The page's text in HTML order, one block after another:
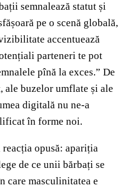
semnalează statut și
pe o scenă globală,
accentuează
parteneri te pot
pînă la exces.” De
buzelor umflate și ale
digitală nu ne-a
în forme noi.
opusă: apariția
de ce unii bărbați se
care masculinitatea e